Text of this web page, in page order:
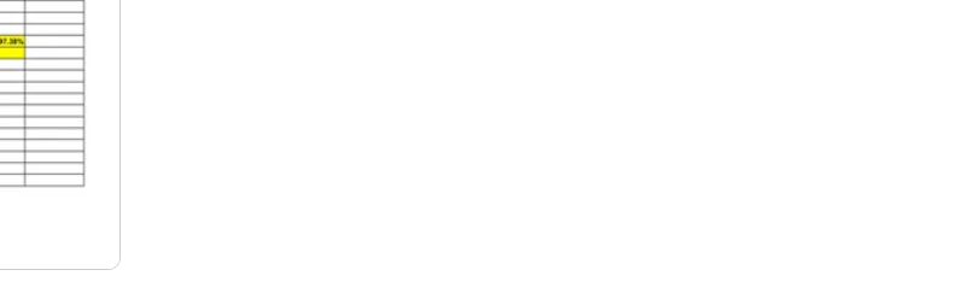
Согласие с офертой
Согласие на обработку ПД
ЗАКАЗАТЬ ЗВОНОК